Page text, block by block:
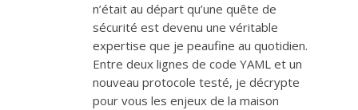
n’était au départ qu’une quête de
sécurité est devenu une véritable
expertise que je peaufine au quotidien.
Entre deux lignes de code YAML et un
nouveau protocole testé, je décrypte
pour vous les enjeux de la maison